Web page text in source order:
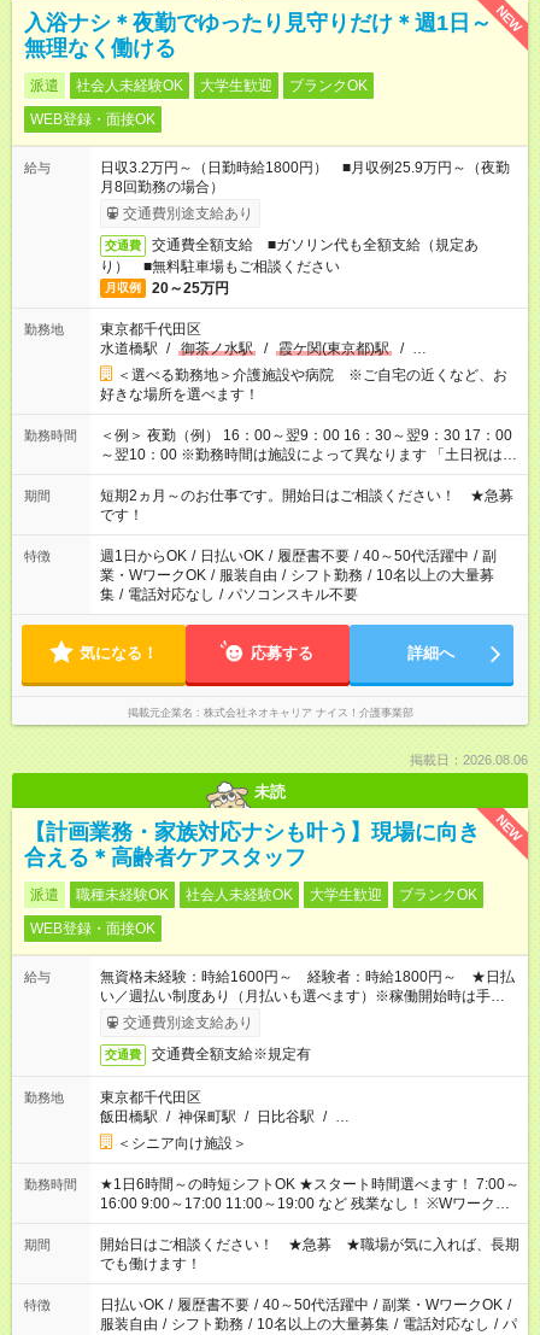
NEW
入浴ナシ＊夜勤でゆったり見守りだけ＊週1日～
無理なく働ける
派遣 社会人未経験OK 大学生歓迎
ブランクOK
WEB登録・面接OK
給与
日収3.2万円～（日勤時給1800円） ■月収例25.9万円～（夜勤
月8回勤務の場合）
交通費別途支給あり
交通費
交通費全額支給 ■ガソリン代も全額支給（規定あ
り） ■無料駐車場もご相談ください
月収例 20～25万円
勤務地
東京都千代田区
水道橋駅 / 御茶ノ水駅 / 霞ケ関(東京都)駅 / …
＜選べる勤務地＞介護施設や病院 ※ご自宅の近くなど、お
好きな場所を選べます！
勤務時間
＜例＞ 夜勤（例） 16：00～翌9：00 16：30～翌9：30 17：00
～翌10：00 ※勤務時間は施設によって異なります 「土日祝は休
みたい」 「しっかり稼ぎたい」 「もう少し遅い時間から始めた
い」など ご希望にあったお仕事をご案内いたします。 ※未経験
の方の場合は1～2ヶ月間は日中での仕事を経験いただき、 お
仕事に慣れてからの夜勤になります。 ★家庭の都合でお休みが
必要な場合も遠慮なくご相談ください。
期間
短期2ヵ月～のお仕事です。開始日はご相談ください！ ★急募
です！
特徴 週1日からOK / 日払いOK / 履歴書不要 / 40～50代活躍中 / 副
業・WワークOK / 服装自由 / シフト勤務 / 10名以上の大量募
集 / 電話対応なし / パソコンスキル不要
気になる！ 応募する 詳細へ
掲載元企業名 株式会社ネオキャリア ナイス！介護事業部
掲載日：2026.08.06
未読
NEW
【計画業務・家族対応ナシも叶う】現場に向き
合える＊高齢者ケアスタッフ
派遣 職種未経験OK 社会人未経験OK 大学生歓迎
ブランクOK
WEB登録・面接OK
給与
無資格未経験：時給1600円～ 経験者：時給1800円～ ★日払
い／週払い制度あり（月払いも選べます）※稼働開始時は手続き
完了次第のお支払いとなります。
交通費別途支給あり
交通費 交通費全額支給※規定有
勤務地
東京都千代田区
飯田橋駅 / 神保町駅 / 日比谷駅 / …
＜シニア向け施設＞
勤務時間
★1日6時間～の時短シフトOK ★スタート時間選べます！ 7:00～
16:00 9:00～17:00 11:00～19:00 など 残業なし！ ※Wワークの
場合、他のお仕事と合わせ週40時間超の就業はご案内できませ
ん ※法令に基づき、週20時間以上勤務は社会保険への加入対象
となります ※労働者派遣法（日雇い派遣の原則禁止）により、
短時間・短期間の就業はご案内が難しい場合があります
期間
開始日はご相談ください！ ★急募 ★職場が気に入れば、長期
でも働けます！
特徴 日払いOK / 履歴書不要 / 40～50代活躍中 / 副業・WワークOK /
服装自由 / シフト勤務 / 10名以上の大量募集 / 電話対応なし / パ